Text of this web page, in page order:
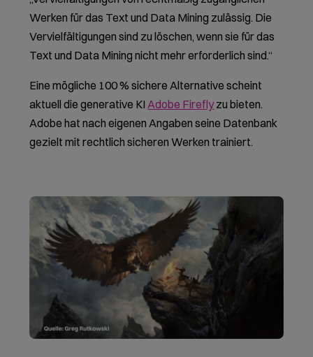
Werken für das Text und Data Mining zulässig. Die
Vervielfältigungen sind zu löschen, wenn sie für das
Text und Data Mining nicht mehr erforderlich sind.“
Eine mögliche 100 % sichere Alternative scheint
aktuell die generative KI Adobe Fireflyzu bieten.
Adobe hat nach eigenen Angaben seine Datenbank
gezielt mit rechtlich sicheren Werken trainiert.